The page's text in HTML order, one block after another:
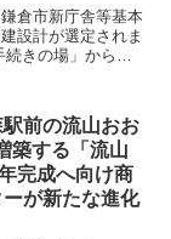
倉市新庁舎等基本
設計が選定されま
前の流山おお
築する「流山
完成へ向け商
が新たな進化